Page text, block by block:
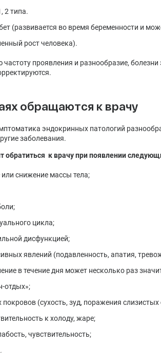
2 типа.
(развивается во время беременности и
рост человека).
проявления и разнообразие,
обращаются к врачу
эндокринных патологий
заболевания.
обратиться к врачу при появлении
или снижение массы тела;
цикла;
дисфункцией;
явлений (подавленность, апатия,
в течение дня может несколько раз
отдых»;
(сухость, зуд, поражения слизистых
к холоду, жаре;
чувствительность;